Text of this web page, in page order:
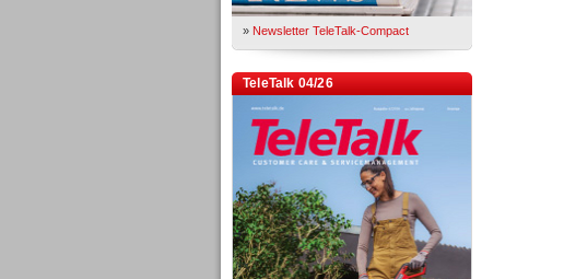
» Newsletter TeleTalk-Compact
TeleTalk 04/26